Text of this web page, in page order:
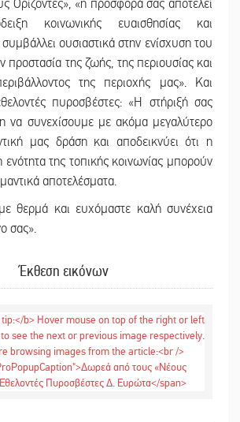
Ορίζοντες», «η προσφορά σας αποτελεί
κοινωνικής ευαισθησίας και
ουσιαστικά στην ενίσχυση του
προστασία της ζωής, της περιουσίας και
της περιοχής μας». Και
πυροσβέστες: «Η στήριξή σας
να συνεχίσουμε με ακόμα μεγαλύτερο
μας δράση και αποδεικνύει ότι η
ενότητα της τοπικής κοινωνίας μπορούν
αποτελέσματα.
θερμά και ευχόμαστε καλή συνέχεια
σας».
Έκθεση εικόνων